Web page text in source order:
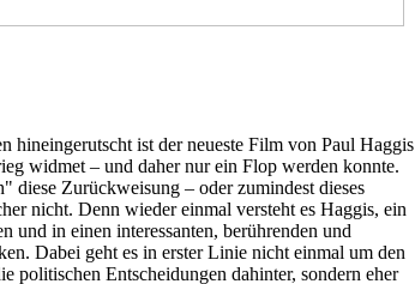
hineingerutscht ist der neueste Film von Paul Haggis
widmet – und daher nur ein Flop werden konnte.
diese Zurückweisung – oder zumindest dieses
nicht. Denn wieder einmal versteht es Haggis, ein
und in einen interessanten, berührenden und
Dabei geht es in erster Linie nicht einmal um den
politischen Entscheidungen dahinter, sondern eher